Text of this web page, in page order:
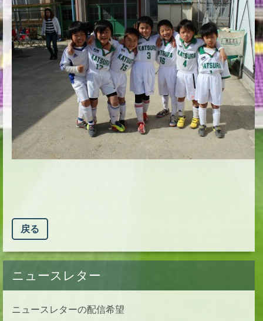
戻る
ニュースレター
ニュースレターの配信希望